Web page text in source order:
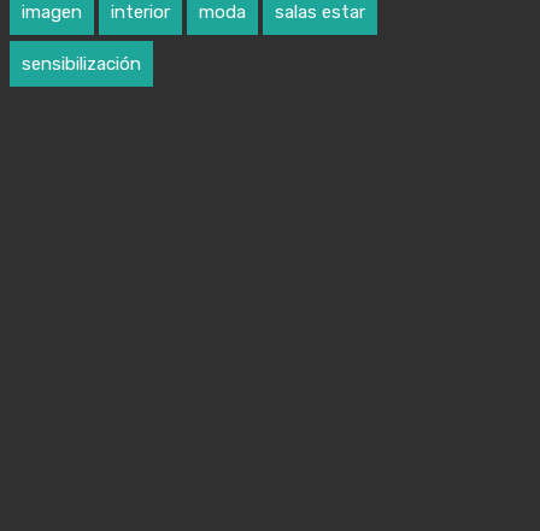
imagen interior moda salas estar
sensibilización